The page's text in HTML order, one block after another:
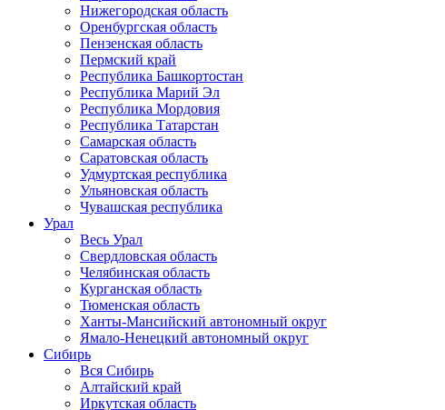
Нижегородская область
Оренбургская область
Пензенская область
Пермский край
Республика Башкортостан
Республика Марий Эл
Республика Мордовия
Республика Татарстан
Самарская область
Саратовская область
Удмуртская республика
Ульяновская область
Чувашская республика
Урал
Весь Урал
Свердловская область
Челябинская область
Курганская область
Тюменская область
Ханты-Мансийский автономный округ
Ямало-Ненецкий автономный округ
Сибирь
Вся Сибирь
Алтайский край
Иркутская область